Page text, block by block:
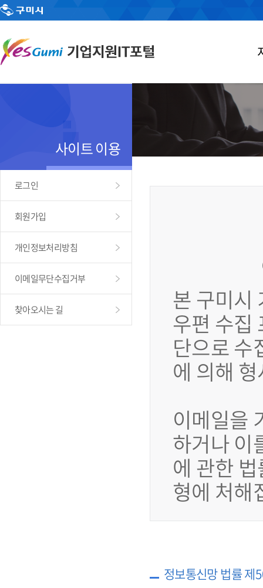
사이트 이용
로그인
회원가입
개인정보처리방침
이메일무단수집거부
찾아오시는 길 본 구미시
우편 수집
단으로 수
에 의해
이메일을
하거나 이
에 관한
형에 처해
정보통신망 법률 제